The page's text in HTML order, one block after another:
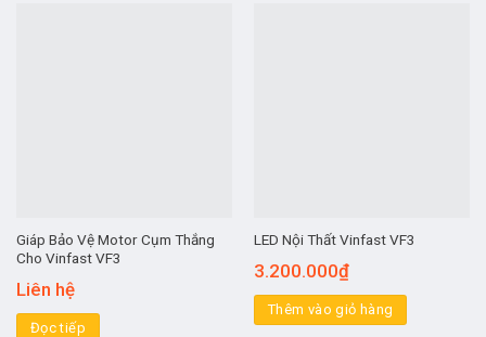
Giáp Bảo Vệ Motor Cụm Thắng
Cho Vinfast VF3
Liên hệ
Đọc tiếp
LED Nội Thất Vinfast VF3
3.200.000₫
Thêm vào giỏ hàng